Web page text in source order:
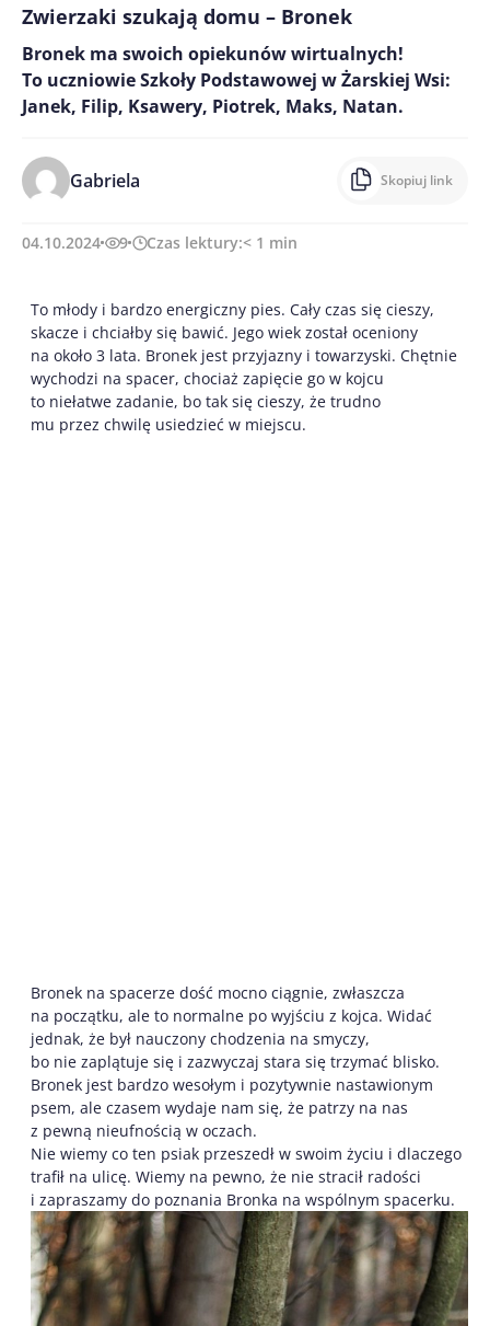
Zwierzaki szukają domu – Bronek
Bronek ma swoich opiekunów wirtualnych!
To uczniowie Szkoły Podstawowej w Żarskiej Wsi:
Janek, Filip, Ksawery, Piotrek, Maks, Natan.
Gabriela Skopiuj link
04.10.2024 9 Czas lektury:< 1 min
To młody i bardzo energiczny pies. Cały czas się cieszy,
skacze i chciałby się bawić. Jego wiek został oceniony
na około 3 lata. Bronek jest przyjazny i towarzyski. Chętnie
wychodzi na spacer, chociaż zapięcie go w kojcu
to niełatwe zadanie, bo tak się cieszy, że trudno
mu przez chwilę usiedzieć w miejscu.
Bronek na spacerze dość mocno ciągnie, zwłaszcza
na początku, ale to normalne po wyjściu z kojca. Widać
jednak, że był nauczony chodzenia na smyczy,
bo nie zaplątuje się i zazwyczaj stara się trzymać blisko.
Bronek jest bardzo wesołym i pozytywnie nastawionym
psem, ale czasem wydaje nam się, że patrzy na nas
z pewną nieufnością w oczach.
Nie wiemy co ten psiak przeszedł w swoim życiu i dlaczego
trafił na ulicę. Wiemy na pewno, że nie stracił radości
i zapraszamy do poznania Bronka na wspólnym spacerku.